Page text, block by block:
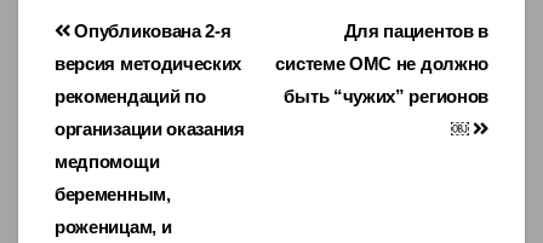
Навигация
по
записям
Для пациентов в
системе ОМС не должно
быть “чужих” регионов
￼
Опубликована 2-я
версия методических
рекомендаций по
организации оказания
медпомощи
беременным,
роженицам, и